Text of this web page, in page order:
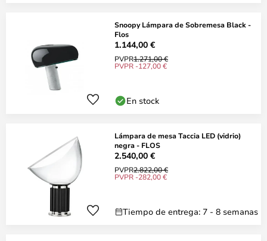
Snoopy Lámpara de Sobremesa Black -
Flos
1.144,00 €
PVPR1.271,00 €
PVPR -127,00 €
En stock
Lámpara de mesa Taccia LED (vidrio)
negra - FLOS
2.540,00 €
PVPR2.822,00 €
PVPR -282,00 €
Tiempo de entrega: 7 - 8 semanas